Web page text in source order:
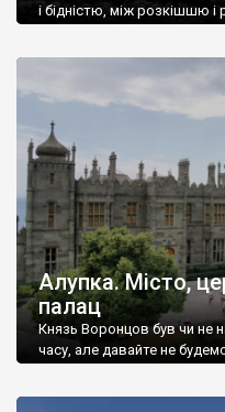
і бідністю, між розкішшю і
Алупка. Місто,
палац
Князь Воронцов був чи не
часу, але давайте не